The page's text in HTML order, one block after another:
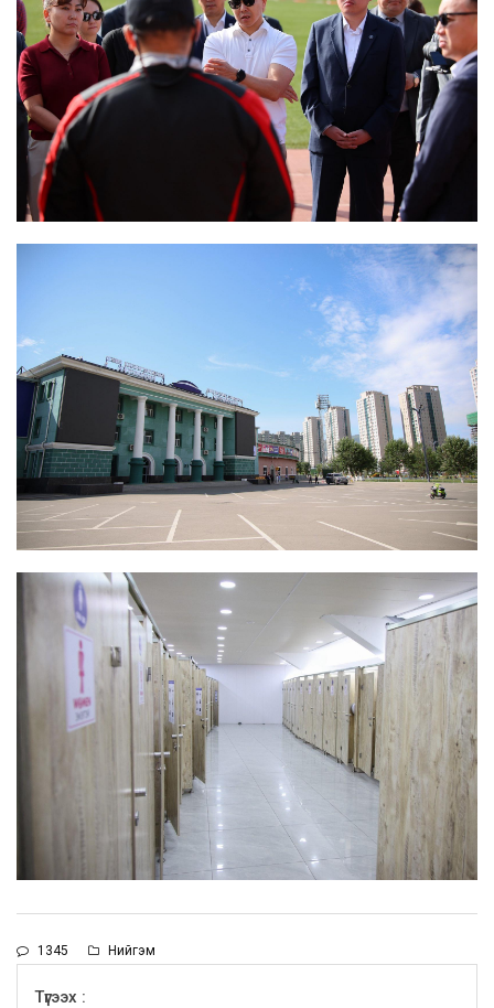
1345 Нийгэм
Түгээх :